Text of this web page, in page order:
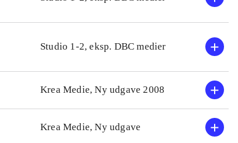
er
Studio 1-2, eksp. DBC medier
Krea Medie, Ny udgave 2008
Krea Medie, Ny udgave